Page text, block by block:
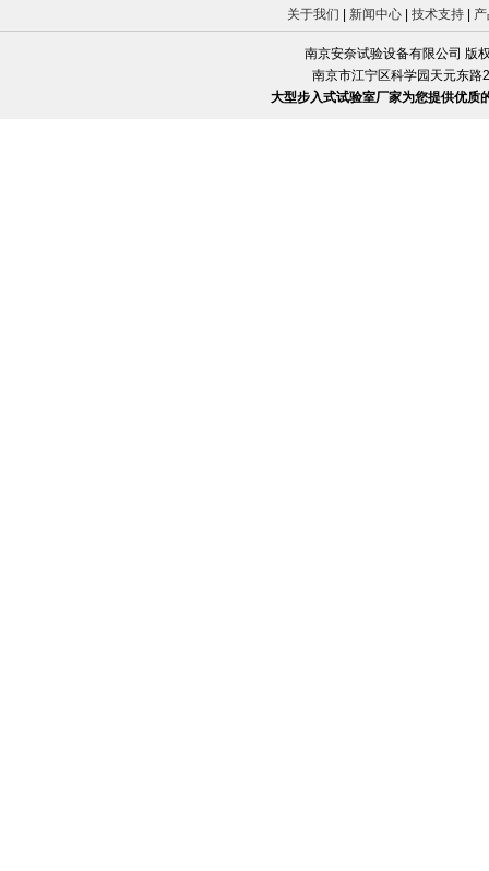
关于我们 新闻中心 技术支持
南京安奈试验设备有限公司 版
南京市江宁区科学园天元东
大型步入式试验室厂家为您提供优质